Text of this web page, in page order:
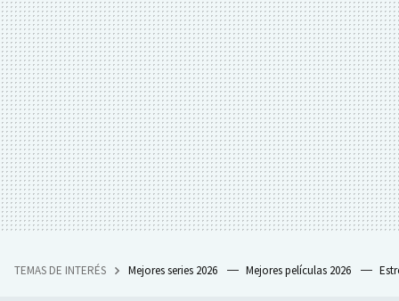
TEMAS DE INTERÉS Mejores series 2026 Mejores películas 2026